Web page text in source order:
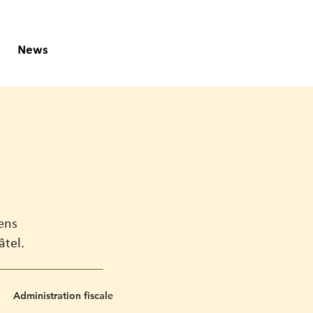
News
Administration fiscale